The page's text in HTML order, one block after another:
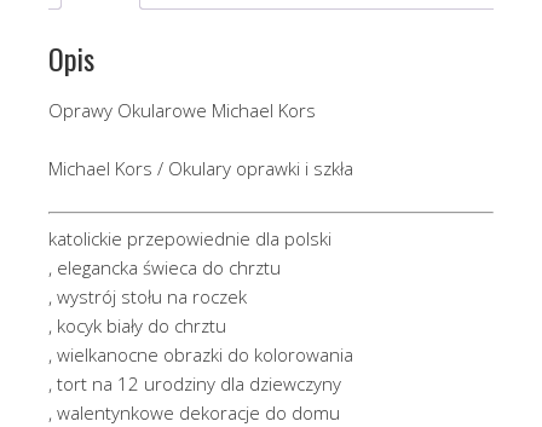
Opis
Oprawy Okularowe Michael Kors
Michael Kors / Okulary oprawki i szkła
katolickie przepowiednie dla polski
, elegancka świeca do chrztu
, wystrój stołu na roczek
, kocyk biały do chrztu
, wielkanocne obrazki do kolorowania
, tort na 12 urodziny dla dziewczyny
, walentynkowe dekoracje do domu